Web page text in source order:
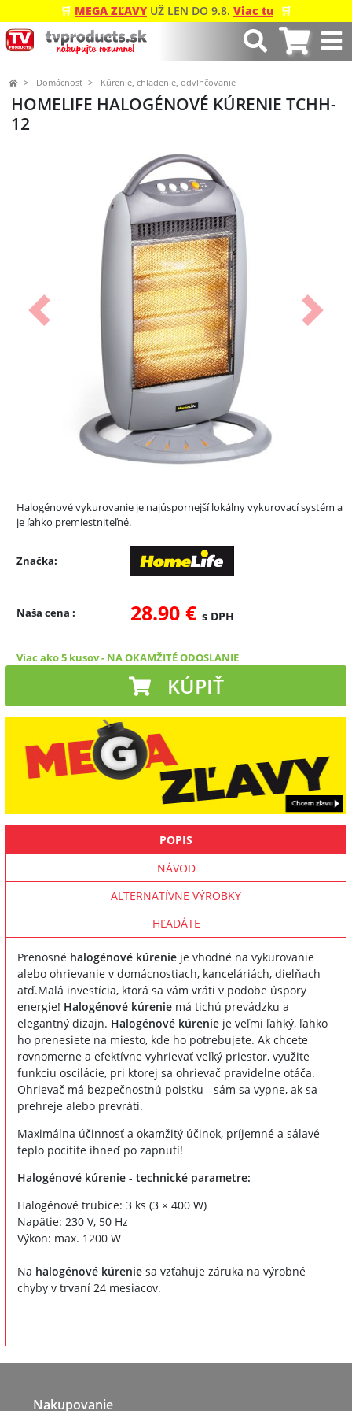
🛒 MEGA ZĽAVY UŽ LEN DO 9.8. Viac tu 🛒
Domácnosť Kúrenie, chladenie, odvlhčovanie
HOMELIFE HALOGÉNOVÉ KÚRENIE TCHH-
12
Predchádzajúci Ďalší
Halogénové vykurovanie je najúspornejší lokálny vykurovací systém a
je ľahko premiestniteľné.
Značka:
Naša cena : 28.90 € s DPH
Viac ako 5 kusov- NA OKAMŽITÉ ODOSLANIE
KÚPIŤ
POPIS
NÁVOD
ALTERNATÍVNE VÝROBKY
HĽADÁTE
Prenosné halogénové kúrenie je vhodné na vykurovanie
alebo ohrievanie v domácnostiach, kanceláriách, dielňach
atď.Malá investícia, ktorá sa vám vráti v podobe úspory
energie! Halogénové kúrenie má tichú prevádzku a
elegantný dizajn. Halogénové kúrenie je veľmi ľahký, ľahko
ho prenesiete na miesto, kde ho potrebujete. Ak chcete
rovnomerne a efektívne vyhrievať veľký priestor, využite
funkciu oscilácie, pri ktorej sa ohrievač pravidelne otáča.
Ohrievač má bezpečnostnú poistku - sám sa vypne, ak sa
prehreje alebo prevráti.
Maximálna účinnosť a okamžitý účinok, príjemné a sálavé
teplo pocítite ihneď po zapnutí!
Halogénové kúrenie - technické parametre:
Halogénové trubice: 3 ks (3 × 400 W)
Napätie: 230 V, 50 Hz
Výkon: max. 1200 W
Na halogénové kúrenie sa vzťahuje záruka na výrobné
chyby v trvaní 24 mesiacov.
Nakupovanie